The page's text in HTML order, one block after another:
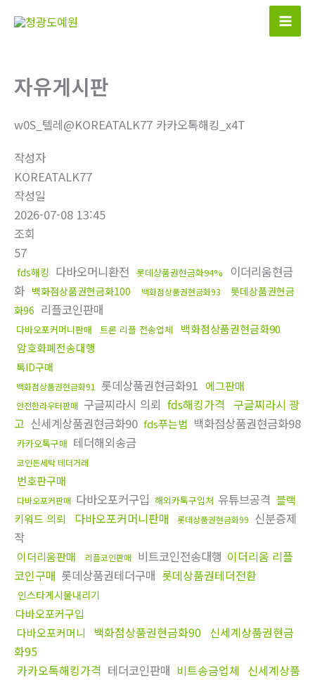
자유게시판
w0S_텔레@KOREATALK77 카카오톡해킹_x4T
작성자
KOREATALK77
작성일
2026-07-08 13:45
조회
57
fds해킹 다바오머니환전 롯데상품권현금화94%
이더리움현금
화 백화점상품권현금화100 백화점상품권현금화93
롯데상품권현금
화96 리플코인판매
다바오포커머니판매 트론 리플 전송업체
백화점상품권현금화90
암호화폐전송대행
톡ID구매
백화점상품권현금화91 롯데상품권현금화91 에그판매
안전한라우터판매 구글찌라시 의뢰 fds해킹가격
구글찌라시 광
고 신세계상품권현금화90 fds푸는법 백화점상품권현금화98
카카오톡구매 테더해외송금
코인돈세탁 테더거래
번호판구매
다바오포커판매 다바오포커구입 해외카톡구입처 유튜브공격 블랙
키워드 의뢰
다바오포커머니판매 롯데상품권현금화99 신분증제
작
이더리움판매 리플코인판매 비트코인전송대행 이더리움 리플
코인구매 롯데상품권테더구매 롯데상품권테더전환
인스타게시물내리기
다바오포커구입
다바오포커머니
백화점상품권현금화90 신세계상품권현금
화95
카카오톡해킹가격 테더코인판매 비트송금업체 신세계상품